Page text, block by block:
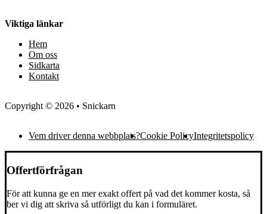
Viktiga länkar
Hem
Om oss
Sidkarta
Kontakt
Copyright © 2026 • Snickarn
Vem driver denna webbplats?Cookie PolicyIntegritetspolicy
Offertförfrågan
För att kunna ge en mer exakt offert på vad det kommer kosta, så
ber vi dig att skriva så utförligt du kan i formuläret.